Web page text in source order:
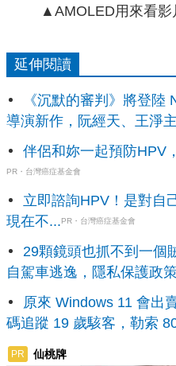
▲AMOLED用來看影
延伸閱讀
《沉默的審判》將登陸
導演新作，阮經天、王淨
伴侶和妳一起預防HPV
PR・台灣癌症基金會
立即諮詢HPV！是對自
現在不...PR・台灣癌症基金會
29顆鏡頭也抓不到一個
自駕車逃逸，隱私保護政
原來 Windows 11 會出
碼追蹤 19 歲駭客，勒索
PR 仙桃牌